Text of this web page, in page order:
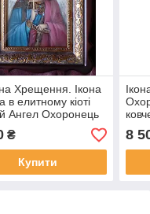
Хрещення. Ікона
в елитному кіоті
Ангел Охоронець
₴
Купити
8